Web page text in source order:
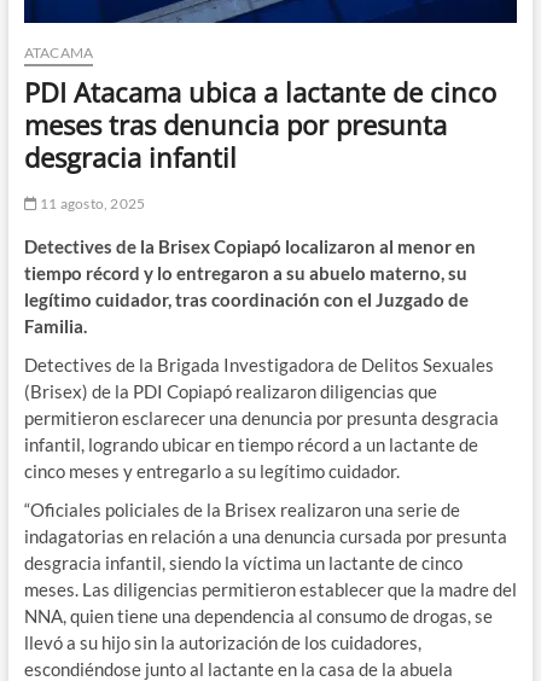
ATACAMA
PDI Atacama ubica a lactante de cinco
meses tras denuncia por presunta
desgracia infantil
11 agosto, 2025
Detectives de la Brisex Copiapó localizaron al menor en
tiempo récord y lo entregaron a su abuelo materno, su
legítimo cuidador, tras coordinación con el Juzgado de
Familia.
Detectives de la Brigada Investigadora de Delitos Sexuales
(Brisex) de la PDI Copiapó realizaron diligencias que
permitieron esclarecer una denuncia por presunta desgracia
infantil, logrando ubicar en tiempo récord a un lactante de
cinco meses y entregarlo a su legítimo cuidador.
“Oficiales policiales de la Brisex realizaron una serie de
indagatorias en relación a una denuncia cursada por presunta
desgracia infantil, siendo la víctima un lactante de cinco
meses. Las diligencias permitieron establecer que la madre del
NNA, quien tiene una dependencia al consumo de drogas, se
llevó a su hijo sin la autorización de los cuidadores,
escondiéndose junto al lactante en la casa de la abuela